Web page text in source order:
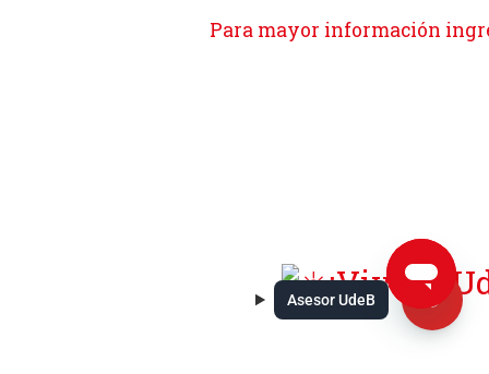
Para mayor información
Asesor UdeB